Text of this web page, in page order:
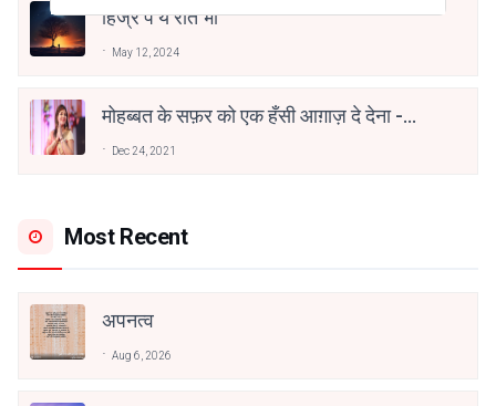
हिज्र पे ये रात भी
May 12, 2024
मोहब्बत के सफ़र को एक हँसी आग़ाज़ दे देना -
Dec 24, 2021
Most Recent
अपनत्व
Aug 6, 2026